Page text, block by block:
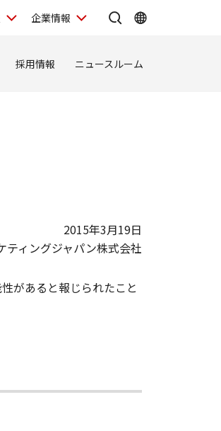
企業情報
採用情報 ニュースルーム
2015年3月19日
ティングジャパン株式会社
があると報じられたこと